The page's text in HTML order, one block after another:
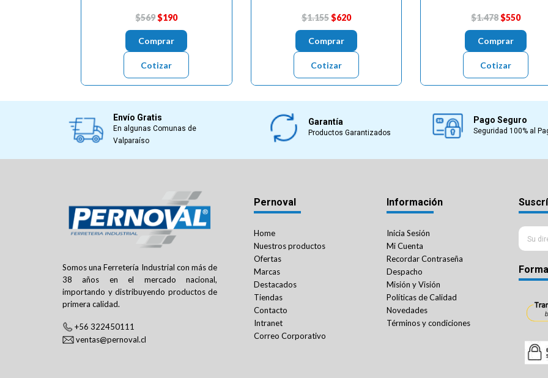
$569$190
Comprar
Cotizar
$1.155$620
Comprar
Cotizar
$1.478$550
Comprar
Cotizar
Envío Gratis
En algunas Comunas de
Valparaíso
Garantía
Productos Garantizados
Pago Seguro
Seguridad 100% al
Somos una Ferretería Industrial con más de
38 años en el mercado nacional,
importando y distribuyendo productos de
primera calidad.
+56 322450111
ventas@pernoval.cl
Pernoval
Home
Nuestros productos
Ofertas
Marcas
Destacados
Tiendas
Contacto
Intranet
Correo Corporativo
Información
Inicia Sesión
Mi Cuenta
Recordar Contraseña
Despacho
Misión y Visión
Políticas de Calidad
Novedades
Términos y condiciones